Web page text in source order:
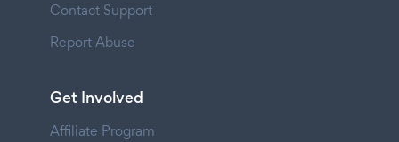
Contact Support
Report Abuse
Get Involved
Affiliate Program